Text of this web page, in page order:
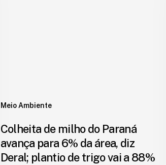
Meio Ambiente
Colheita de milho do Paraná
avança para 6% da área, diz
Deral; plantio de trigo vai a 88%